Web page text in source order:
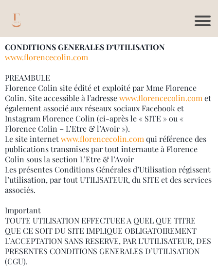
CONDITIONS GENERALES D’UTILISATION
www.florencecolin.com
PREAMBULE
Florence Colin site édité et exploité par Mme Florence
Colin. Site accessible à l’adressewww.florencecolin.com et
également associé aux réseaux sociaux Facebook et
Instagram Florence Colin (ci-après le « SITE » ou «
Florence Colin – L’Etre & l’Avoir »).
Le site internetwww.florencecolin.com qui référence des
publications transmises par tout internaute à Florence
Colin sous la section L’Etre & l’Avoir
Les présentes Conditions Générales d’Utilisation régissent
l’utilisation, par tout UTILISATEUR, du SITE et des services
associés.
Important
TOUTE UTILISATION EFFECTUEE A QUEL QUE TITRE
QUE CE SOIT DU SITE IMPLIQUE OBLIGATOIREMENT
L’ACCEPTATION SANS RESERVE, PAR L’UTILISATEUR, DES
PRESENTES CONDITIONS GENERALES D’UTILISATION
(CGU).